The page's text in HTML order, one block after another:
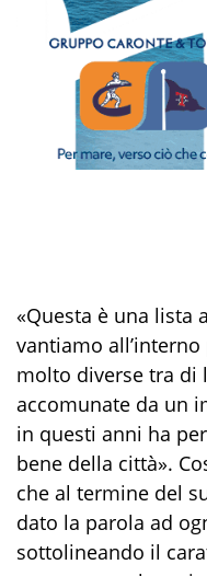
«Questa è una lista
vantiamo
molto diverse tra di
accomunate da un
in questi anni ha
bene della città».
che al termine del
dato la parola ad
sottolineando il